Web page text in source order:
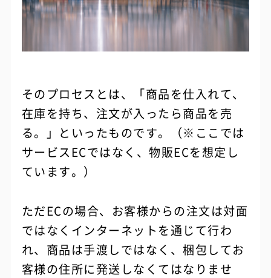
そのプロセスとは、「商品を仕入れて、
在庫を持ち、注文が入ったら商品を売
る。」といったものです。（※ここでは
サービスECではなく、物販ECを想定し
ています。）
ただECの場合、お客様からの注文は対面
ではなくインターネットを通じて行わ
れ、商品は手渡しではなく、梱包してお
客様の住所に発送しなくてはなりませ